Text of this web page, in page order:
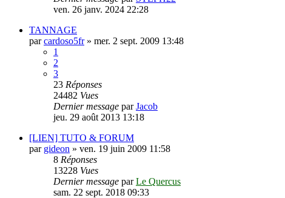
ven. 26 janv. 2024 22:28
TANNAGE
parcardoso5fr» mer. 2 sept. 2009 13:48
1
2
3
23 Réponses
24482 Vues
Dernier message parJacob
jeu. 29 août 2013 13:18
[LIEN] TUTO & FORUM
par gideon » ven. 19 juin 2009 11:58
8 Réponses
13228 Vues
Dernier message parLe Quercus
sam. 22 sept. 2018 09:33